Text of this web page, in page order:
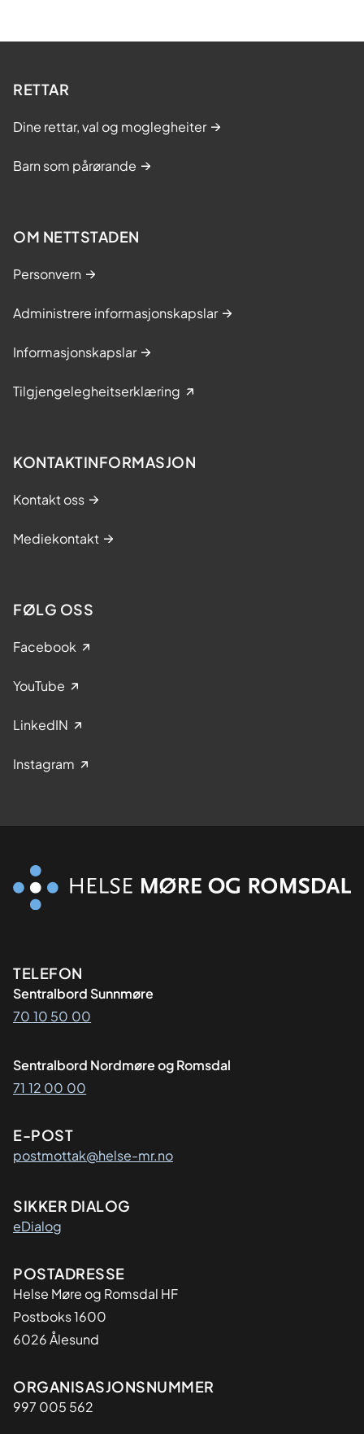
RETTAR
Dine rettar, val og moglegheiter
Barn som pårørande
OM NETTSTADEN
Personvern
Administrere informasjonskapslar
Informasjonskapslar
Tilgjengelegheitserklæring
KONTAKTINFORMASJON
Kontakt oss
Mediekontakt
FØLG OSS
Facebook
YouTube
LinkedIN
Instagram
Kontaktinformasjon
TELEFON
Sentralbord Sunnmøre
70 10 50 00
Sentralbord Nordmøre og Romsdal
71 12 00 00
E-POST
postmottak@helse-mr.no
SIKKER DIALOG
eDialog
Adresse
POSTADRESSE
Helse Møre og Romsdal HF
Postboks 1600
6026 Ålesund
Organisasjon
ORGANISASJONSNUMMER
997 005 562